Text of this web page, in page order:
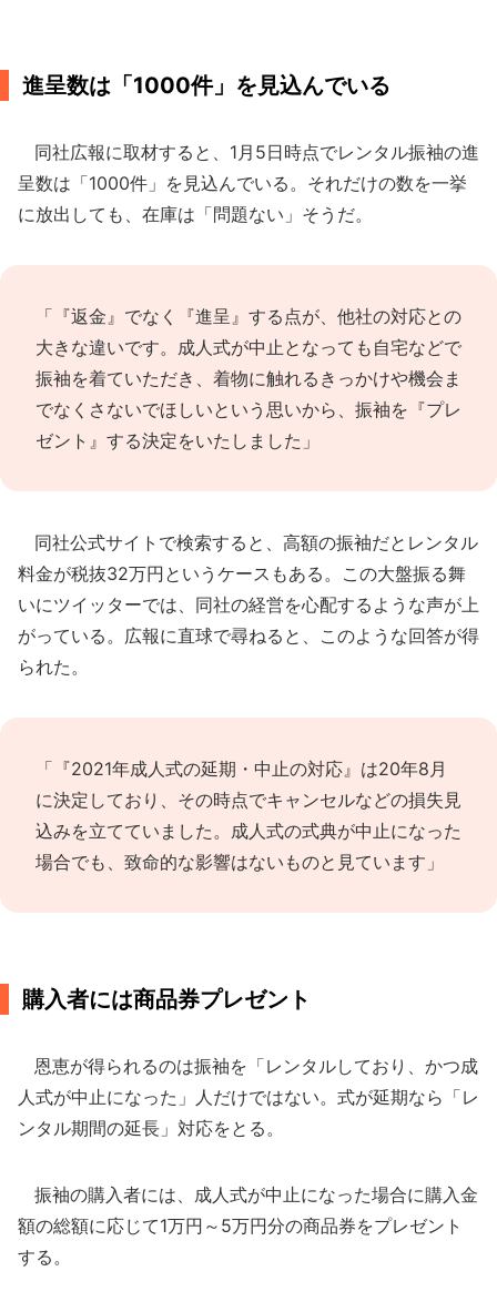
進呈数は「1000件」を見込んでいる
同社広報に取材すると、1月5日時点でレンタル振袖の進
呈数は「1000件」を見込んでいる。それだけの数を一挙
に放出しても、在庫は「問題ない」そうだ。
「『返金』でなく『進呈』する点が、他社の対応との
大きな違いです。成人式が中止となっても自宅などで
振袖を着ていただき、着物に触れるきっかけや機会ま
でなくさないでほしいという思いから、振袖を『プレ
ゼント』する決定をいたしました」
同社公式サイトで検索すると、高額の振袖だとレンタル
料金が税抜32万円というケースもある。この大盤振る舞
いにツイッターでは、同社の経営を心配するような声が上
がっている。広報に直球で尋ねると、このような回答が得
られた。
「『2021年成人式の延期・中止の対応』は20年8月
に決定しており、その時点でキャンセルなどの損失見
込みを立てていました。成人式の式典が中止になった
場合でも、致命的な影響はないものと見ています」
購入者には商品券プレゼント
恩恵が得られるのは振袖を「レンタルしており、かつ成
人式が中止になった」人だけではない。式が延期なら「レ
ンタル期間の延長」対応をとる。
振袖の購入者には、成人式が中止になった場合に購入金
額の総額に応じて1万円～5万円分の商品券をプレゼント
する。